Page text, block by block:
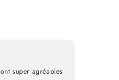
super agréables